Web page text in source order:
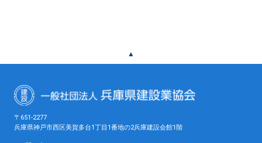
▲
〒651-2277
兵庫県神戸市西区美賀多台1丁目1番地の2兵庫建設会館1階